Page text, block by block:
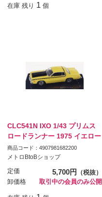
在庫 残り 1 個
CLC541N IXO 1/43 プリムス
ロードランナー 1975 イエロー
商品コード：4907981682200
メトロBtoBショップ
定価 5,700円
（税抜）
卸価格
取引中の会員のみ公開